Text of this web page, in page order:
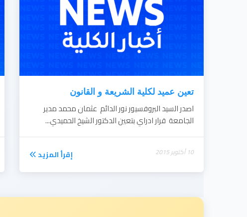
تعين عميد لكلية الشريعة و القانون
اصدر السيد البروفسيور نور الدائم عثمان محمد مدير
الجامعة قرار ادراي بتعين الدكتور الشيخ الحميدي...
10 أكتوبر 2015 إقرأ المزيد